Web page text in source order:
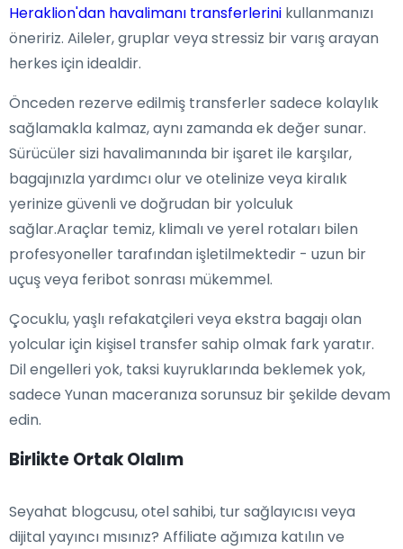
Heraklion'dan havalimanı transferlerini kullanmanızı
öneririz. Aileler, gruplar veya stressiz bir varış arayan
herkes için idealdir.
Önceden rezerve edilmiş transferler sadece kolaylık
sağlamakla kalmaz, aynı zamanda ek değer sunar.
Sürücüler sizi havalimanında bir işaret ile karşılar,
bagajınızla yardımcı olur ve otelinize veya kiralık
yerinize güvenli ve doğrudan bir yolculuk
sağlar.Araçlar temiz, klimalı ve yerel rotaları bilen
profesyoneller tarafından işletilmektedir - uzun bir
uçuş veya feribot sonrası mükemmel.
Çocuklu, yaşlı refakatçileri veya ekstra bagajı olan
yolcular için kişisel transfer sahip olmak fark yaratır.
Dil engelleri yok, taksi kuyruklarında beklemek yok,
sadece Yunan maceranıza sorunsuz bir şekilde devam
edin.
Birlikte Ortak Olalım
Seyahat blogcusu, otel sahibi, tur sağlayıcısı veya
dijital yayıncı mısınız? Affiliate ağımıza katılın ve